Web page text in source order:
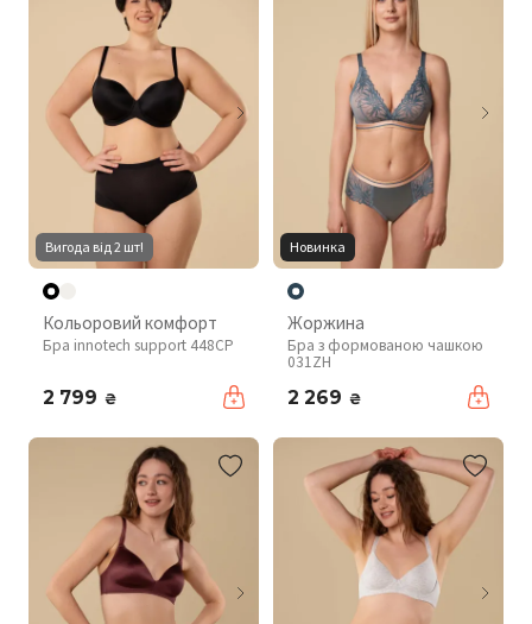
Вигода від 2 шт!
Кольоровий комфорт
Бра innotech support 448CP
2 799 ₴
Новинка
Жоржина
Бра з формованою чашкою
031ZH
2 269 ₴